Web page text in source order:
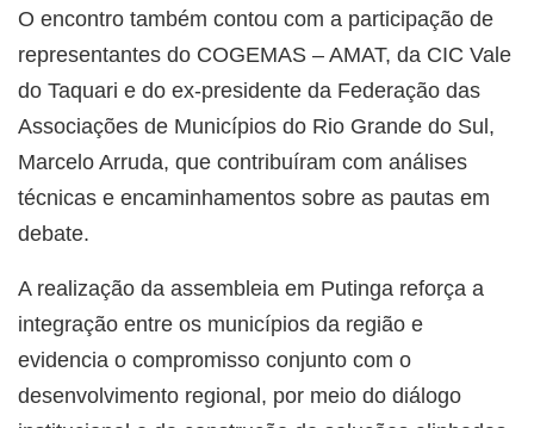
O encontro também contou com a participação de
representantes do COGEMAS – AMAT, da CIC Vale
do Taquari e do ex-presidente da Federação das
Associações de Municípios do Rio Grande do Sul,
Marcelo Arruda, que contribuíram com análises
técnicas e encaminhamentos sobre as pautas em
debate.
A realização da assembleia em Putinga reforça a
integração entre os municípios da região e
evidencia o compromisso conjunto com o
desenvolvimento regional, por meio do diálogo